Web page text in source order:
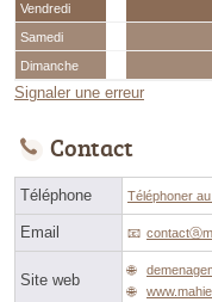
Vendredi
Samedi
Dimanche
Signaler une erreur
Contact
Téléphone Téléphoner
Email
Site web